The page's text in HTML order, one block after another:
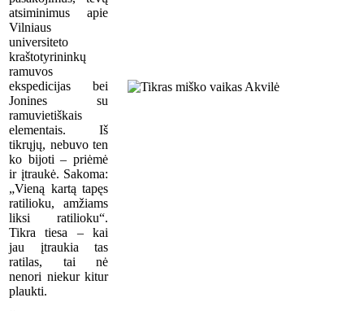
atsiminimus apie
Vilniaus
universiteto
kraštotyrininkų
ramuvos
ekspedicijas bei
Jonines su
ramuvietiškais
elementais. Iš
tikrųjų, nebuvo ten
ko bijoti – priėmė
ir įtraukė. Sakoma:
„Vieną kartą tapęs
ratilioku, amžiams
liksi ratilioku“.
Tikra tiesa – kai
jau įtraukia tas
ratilas, tai nė
nenori niekur kitur
plaukti.